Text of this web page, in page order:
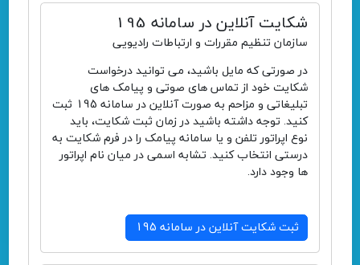
شکایت آنلاین در سامانه 195
سازمان تنظیم مقررات و ارتباطات رادیویی
در صورتی که مایل باشید، می توانید درخواست
شکایت خود از تماس های صوتی و پیامک های
تبلیغاتی و مزاحم به صورت آنلاین در سامانه 195 ثبت
کنید. توجه داشته باشید در زمان ثبت شکایت، باید
نوع اپراتور تلفن و یا سامانه پیامک را در فرم شکایت به
درستی انتخاب کنید. تشابه اسمی در میان نام اپراتور
ها وجود دارد.
ثبت شکایت آنلاین در سامانه 195